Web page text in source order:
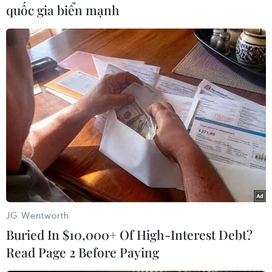
Đáng chú ý, Bộ Giáo dục được phân bổ mức
ngân sách cao nhất 544,1 tỷ peso.
Bộ Quốc phòng được phân bổ ngân sách 137,2 tỷ
peso, trong đó chú trọng chi tiêu cho Chương
trình hiện đại hóa Các lực lượng vũ trang
Philippines.
Trong khi đó, Bộ Nội vụ và chính quyền địa
phương nhận 148 tỷ peso nhằm hỗ trợ các nỗ
lực chống tội phạm ma túy, xây dựng các trại
giam mới và tăng trợ cấp cho tù nhân./.
quốc gia biển mạnh
JG Wentworth
Buried In $10,000+ Of High-Interest Debt?
Read Page 2 Before Paying